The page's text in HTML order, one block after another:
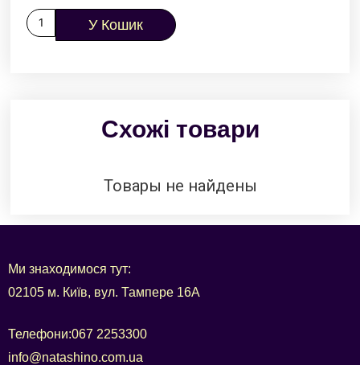
У Кошик
Схожі товари
Товары не найдены
Ми знаходимося тут:
02105 м. Київ, вул. Тампере 16А
Телефони:067 2253300
info@natashino.com.ua